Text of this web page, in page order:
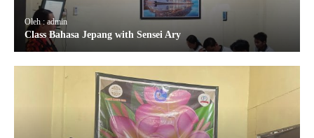
Oleh : admin
Class Bahasa Jepang with Sensei Ary